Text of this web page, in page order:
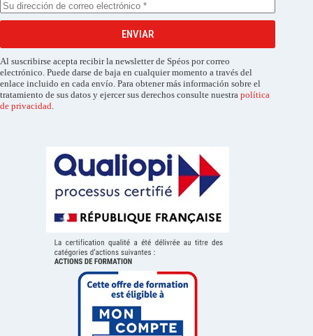
ENVIAR
Al suscribirse acepta recibir la newsletter de Spéos por correo
electrónico. Puede darse de baja en cualquier momento a través del
enlace incluido en cada envío. Para obtener más información sobre el
tratamiento de sus datos y ejercer sus derechos consulte nuestra política
de privacidad.